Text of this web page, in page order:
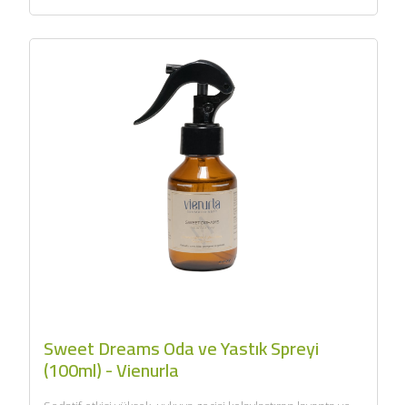
Sweet Dreams Oda ve Yastık Spreyi
(100ml) - Vienurla